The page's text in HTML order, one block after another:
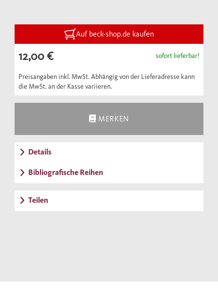
Auf beck-shop.de kaufen
12,00 € sofort lieferbar!
Preisangaben inkl. MwSt. Abhängig von der Lieferadresse kann
die MwSt. an der Kasse variieren.
MERKEN
Details
Bibliografische Reihen
Teilen